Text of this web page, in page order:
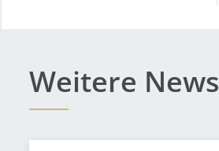
Weitere News